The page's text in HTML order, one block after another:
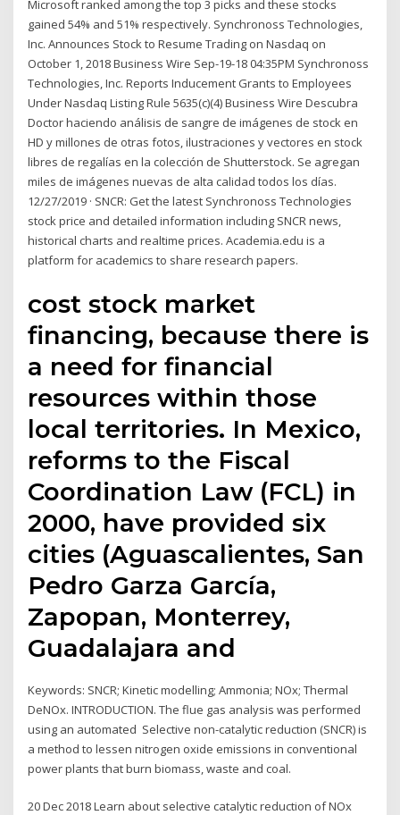
Microsoft ranked among the top 3 picks and these stocks
gained 54% and 51% respectively. Synchronoss Technologies,
Inc. Announces Stock to Resume Trading on Nasdaq on
October 1, 2018 Business Wire Sep-19-18 04:35PM Synchronoss
Technologies, Inc. Reports Inducement Grants to Employees
Under Nasdaq Listing Rule 5635(c)(4) Business Wire Descubra
Doctor haciendo análisis de sangre de imágenes de stock en
HD y millones de otras fotos, ilustraciones y vectores en stock
libres de regalías en la colección de Shutterstock. Se agregan
miles de imágenes nuevas de alta calidad todos los días.
12/27/2019 · SNCR: Get the latest Synchronoss Technologies
stock price and detailed information including SNCR news,
historical charts and realtime prices. Academia.edu is a
platform for academics to share research papers.
cost stock market
financing, because there is
a need for financial
resources within those
local territories. In Mexico,
reforms to the Fiscal
Coordination Law (FCL) in
2000, have provided six
cities (Aguascalientes, San
Pedro Garza García,
Zapopan, Monterrey,
Guadalajara and
Keywords: SNCR; Kinetic modelling; Ammonia; NOx; Thermal
DeNOx. INTRODUCTION. The flue gas analysis was performed
using an automated Selective non-catalytic reduction (SNCR) is
a method to lessen nitrogen oxide emissions in conventional
power plants that burn biomass, waste and coal.
20 Dec 2018 Learn about selective catalytic reduction of NOx